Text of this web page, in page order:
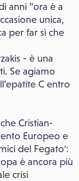
anni “ora è a
unica,
per far sì che
- è una
Se agiamo
C entro
Cristian-
Europeo e
del Fegato':
è ancora più
crisi